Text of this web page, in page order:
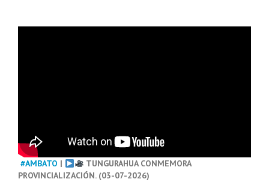
#AMBATO |
TUNGURAHUA CONMEMORA
PROVINCIALIZACIÓN. (03-07-2026)